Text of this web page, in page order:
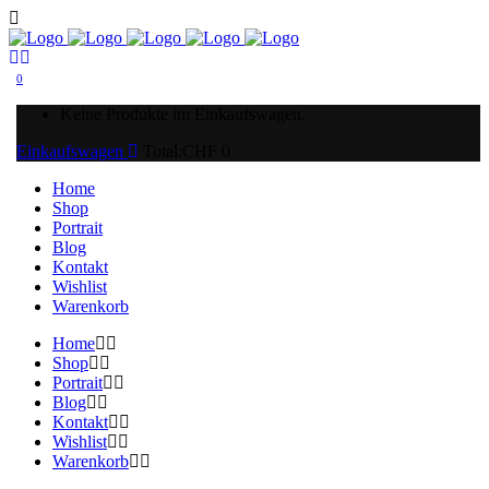
0
Einkaufswagen
Home
Shop
Portrait
Blog
Kontakt
Wishlist
Warenkorb
Home
Shop
Portrait
Blog
Kontakt
Wishlist
Warenkorb